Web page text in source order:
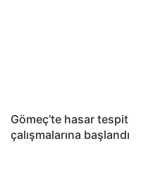
Gömeç’te hasar tespit
çalışmalarına başlandı